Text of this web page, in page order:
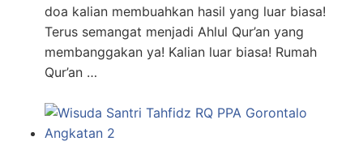
doa kalian membuahkan hasil yang luar biasa!
Terus semangat menjadi Ahlul Qur’an yang
membanggakan ya! Kalian luar biasa! Rumah
Qur’an …